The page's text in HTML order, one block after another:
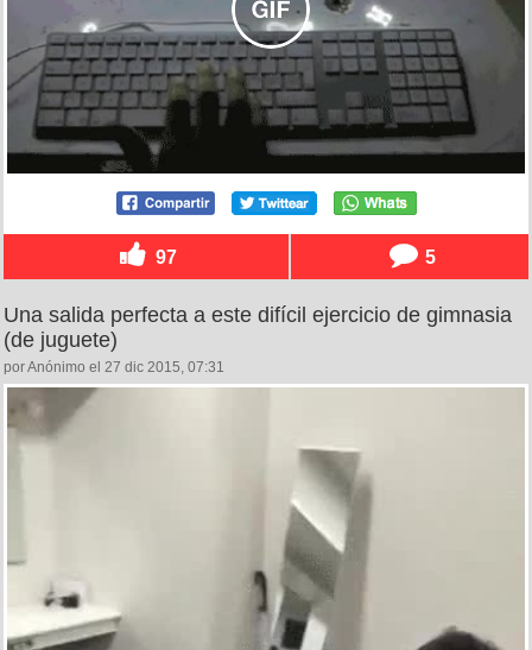
97 5
Una salida perfecta a este difícil ejercicio de gimnasia
(de juguete)
por Anónimo el 27 dic 2015, 07:31